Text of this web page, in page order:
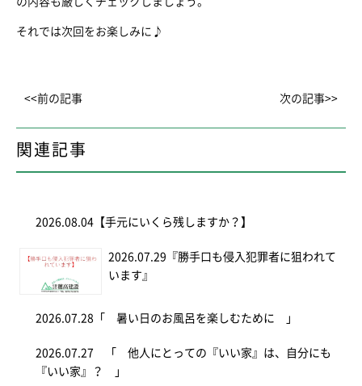
それでは次回をお楽しみに♪
<<前の記事 次の記事>>
関連記事
2026.08.04 【手元にいくら残しますか？】
2026.07.29 『勝手口も侵入犯罪者に狙われて
います』
2026.07.28 「 暑い日のお風呂を楽しむために 」
2026.07.27 「 他人にとっての『いい家』は、自分にも
『いい家』？ 」